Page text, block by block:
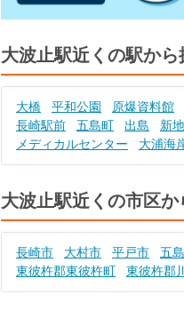
大波止駅近くの駅から
大橋 平和公園 原爆資料館
長崎駅前
五島町 出島 新
メディカルセンター
大浦海
大波止駅近くの市区か
長崎市 大村市 平戸市 五
東彼杵郡東彼杵町
東彼杵郡